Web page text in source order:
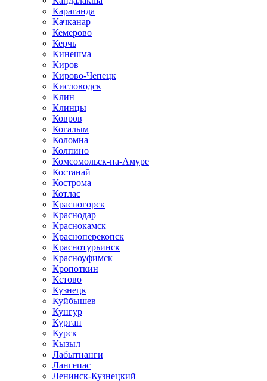
Караганда
Качканар
Кемерово
Керчь
Кинешма
Киров
Кирово-Чепецк
Кисловодск
Клин
Клинцы
Ковров
Когалым
Коломна
Колпино
Комсомольск-на-Амуре
Костанай
Кострома
Котлас
Красногорск
Краснодар
Краснокамск
Красноперекопск
Краснотурьинск
Красноуфимск
Кропоткин
Кстово
Кузнецк
Куйбышев
Кунгур
Курган
Курск
Кызыл
Лабытнанги
Лангепас
Ленинск-Кузнецкий